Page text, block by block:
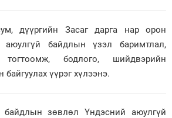
дүүргийн Засаг дарга нар орон
аюулгүй байдлын үзэл баримтлал,
тогтоомж, бодлого, шийдвэрийн
байгуулах үүрэг хүлээнэ.
байдлын зөвлөл Үндэсний аюулгүй